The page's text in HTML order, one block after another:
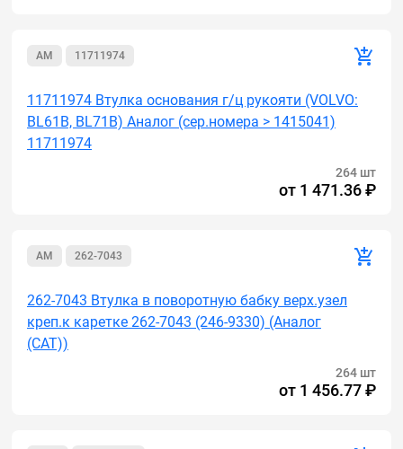
AM 11711974
11711974 Втулка основания г/ц рукояти (VOLVO:
BL61B, BL71B) Аналог (сер.номера > 1415041)
11711974
264 шт
от 1 471.36 ₽
AM 262-7043
262-7043 Втулка в поворотную бабку верх.узел
креп.к каретке 262-7043 (246-9330) (Аналог
(САТ))
264 шт
от 1 456.77 ₽